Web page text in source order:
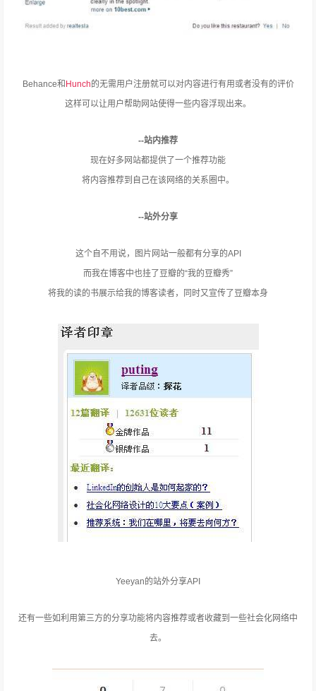
Behance和 Hunch的无需用户注册就可以对内容进行有用或者没有的评价
这样可以让用户帮助网站使得一些内容浮现出来。
--站内推荐
现在好多网站都提供了一个推荐功能
将内容推荐到自己在该网络的关系圈中。
--站外分享
这个自不用说，图片网站一般都有分享的API
而我在博客中也挂了豆瓣的“我的豆瓣秀”
将我的读的书展示给我的博客读者，同时又宣传了豆瓣本身
Yeeyan的站外分享API
还有一些如利用第三方的分享功能将内容推荐或者收藏到一些社会化网络中
去。